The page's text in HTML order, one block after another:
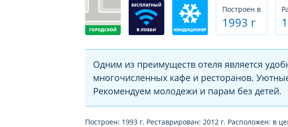
Построен в
1993 г
Одним из преимуществ отеля является
многочисленных кафе и ресторанов.
Рекомендуем молодежи и парам без детей.
Построен: 1993 г. Реставрирован: 2012 г. Расположен: в